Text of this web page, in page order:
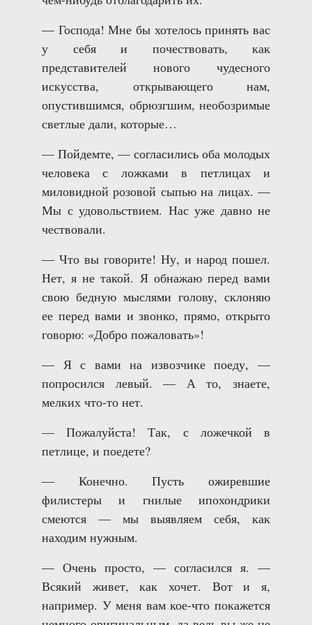
— Господа! Мне бы хотелось принять вас
у себя и почествовать, как
представителей нового чудесного
искусства, открывающего нам,
опустившимся, обрюзгшим, необозримые
светлые дали, которые…
— Пойдемте, — согласились оба молодых
человека с ложками в петлицах и
миловидной розовой сыпью на лицах. —
Мы с удовольствием. Нас уже давно не
чествовали.
— Что вы говорите! Ну, и народ пошел.
Нет, я не такой. Я обнажаю перед вами
свою бедную мыслями голову, склоняю
ее перед вами и звонко, прямо, открыто
говорю: «Добро пожаловать»!
— Я с вами на извозчике поеду, —
попросился левый. — А то, знаете,
мелких что-то нет.
— Пожалуйста! Так, с ложечкой в
петлице, и поедете?
— Конечно. Пусть ожиревшие
филистеры и гнилые ипохондрики
смеются — мы выявляем себя, как
находим нужным.
— Очень просто, — согласился я. —
Всякий живет, как хочет. Вот и я,
например. У меня вам кое-что покажется